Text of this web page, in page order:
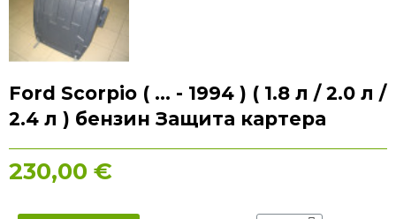
Ford Scorpio ( ... - 1994 ) ( 1.8 л / 2.0 л /
2.4 л ) бензин Защита картера
230,00 €